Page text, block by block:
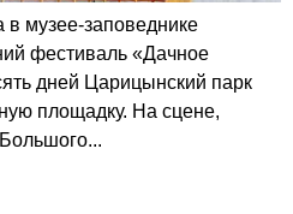
музее-заповеднике
фестиваль «Дачное
дней Царицынский парк
площадку. На сцене,